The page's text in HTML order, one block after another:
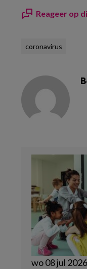
Reageer op
coronavirus
wo 08 jul